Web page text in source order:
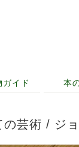
ガイド 本
の芸術 / ジ